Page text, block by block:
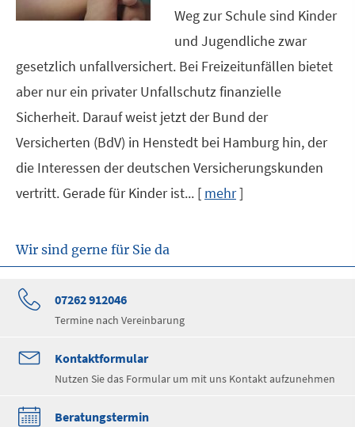
Weg zur Schule sind Kinder
und Jugendliche zwar
gesetzlich unfallversichert. Bei Freizeitunfällen bietet
aber nur ein privater Unfallschutz finanzielle
Sicherheit. Darauf weist jetzt der Bund der
Versicherten (BdV) in Henstedt bei Hamburg hin, der
die Interessen der deutschen Versicherungskunden
vertritt. Gerade für Kinder ist... [ mehr]
Wir sind gerne für Sie da
07262 912046
Termine nach Vereinbarung
Kontaktformular
Nutzen Sie das Formular um mit uns Kontakt aufzunehmen
Beratungstermin